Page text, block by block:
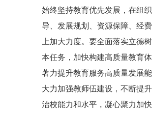
始终坚持教育优先发展，在组
导、发展规划、资源保障、经
上加大力度。要全面落实立德
本任务，加快构建高质量教育体
著力提升教育服务高质量发展能
大力加强教师伍建设，不断提
治校能力和水平，凝心聚力加